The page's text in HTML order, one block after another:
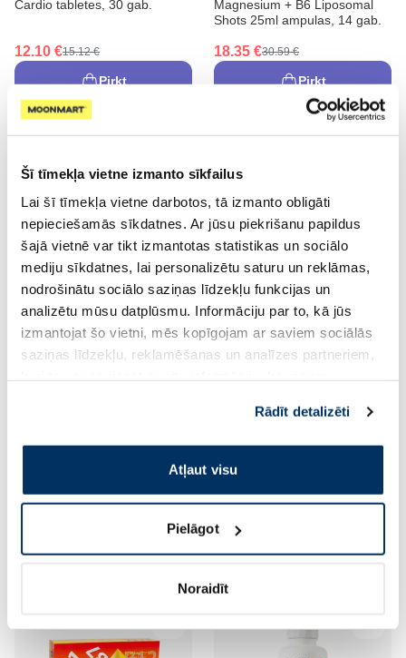
Šī tīmekļa vietne izmanto sīkfailus
Lai šī tīmekļa vietne darbotos, tā izmanto obligāti
nepieciešamās sīkdatnes. Ar jūsu piekrišanu papildus
šajā vietnē var tikt izmantotas statistikas un sociālo
mediju sīkdatnes, lai personalizētu saturu un reklāmas,
nodrošinātu sociālo saziņas līdzekļu funkcijas un
analizētu mūsu datplūsmu. Informāciju par to, kā jūs
izmantojat šo vietni, mēs kopīgojam ar saviem sociālās
saziņas līdzekļu, reklamēšanas un analīzes partneriem,
pakalpojumus. Ja piekrītat šo papildu sīkdatņu
izmantošanai, lūdzu, atzīmējiet savu izvēli:
Rādīt detalizēti
Atļaut visu
Pielāgot
Noraidīt
Cardio tabletes, 30 gab.
12.10 €15.12 €
Pirkt
Magnesium + B6 Liposomal
Shots 25ml ampulas, 14 gab.
18.35 €30.59 €
Pirkt